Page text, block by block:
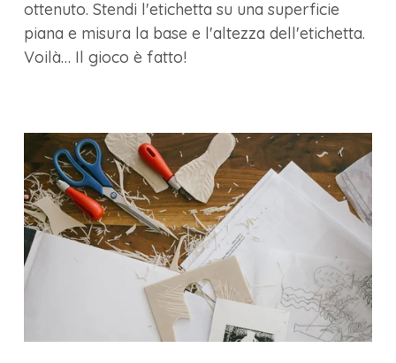
ottenuto. Stendi l'etichetta su una superficie
piana e misura la base e l'altezza dell'etichetta.
Voilà… Il gioco è fatto!